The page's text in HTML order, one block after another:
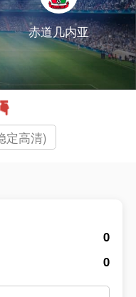
赤道几内亚
定高清)
0
0